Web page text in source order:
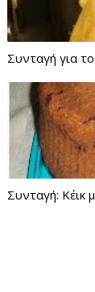
Συνταγή για
Συνταγή: Κέικ